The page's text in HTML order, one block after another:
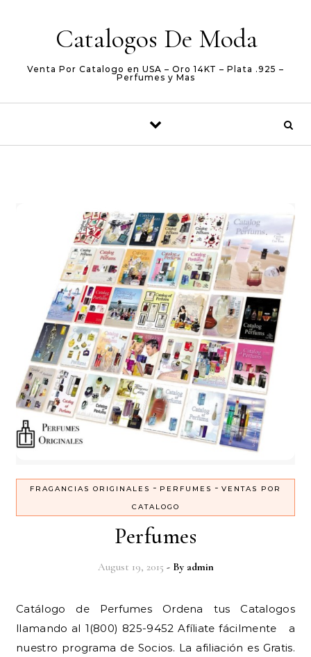
Catalogos De Moda
Venta Por Catalogo en USA – Oro 14KT – Plata .925 –
Perfumes y Mas
FRAGANCIAS ORIGINALES - PERFUMES - VENTAS POR
CATALOGO
Perfumes
August 19, 2015 - By admin
Catálogo de Perfumes Ordena tus Catalogos
llamando al 1(800) 825-9452 Afíliate fácilmente a
nuestro programa de Socios. La afiliación es Gratis.